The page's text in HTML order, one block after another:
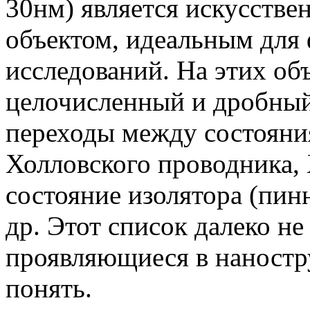
30нм) является
объектом, идеальным
исследований. На этих
целочисленный и
переходы между
Холловского
состояние изолятора
др. Этот список далеко
проявляющиеся в
понять.